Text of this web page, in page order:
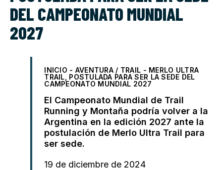
DEL CAMPEONATO MUNDIAL
2027
INICIO - AVENTURA / TRAIL - MERLO ULTRA
TRAIL, POSTULADA PARA SER LA SEDE DEL
CAMPEONATO MUNDIAL 2027
El Campeonato Mundial de Trail
Running y Montaña podría volver a la
Argentina en la edición 2027 ante la
postulación de Merlo Ultra Trail para
ser sede.
19 de diciembre de 2024